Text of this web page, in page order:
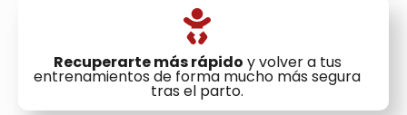
Recuperarte más rápido y volver a tus
entrenamientos de forma mucho más segura
tras el parto.